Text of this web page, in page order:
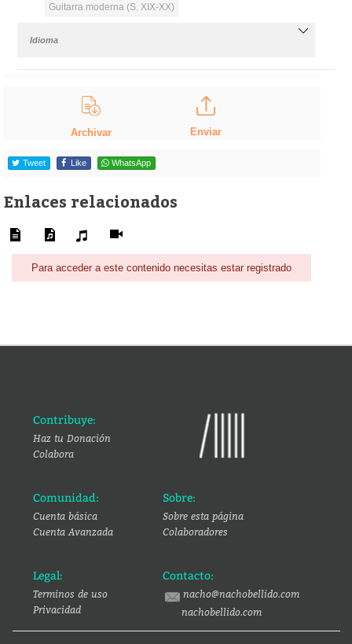
Guitarra moderna (S. XIX-XX)
Idioma
Archivar Enviar
Tweet Like WhatsApp
Enlaces relacionados
Para acceder a este contenido necesitas estar registrado
Contribuye:
Haz tu Donación
Colabora
Comunidad:
Cuenta básica
Cuenta Avanzada
Sobre:
Sobre esta página
Colaboradores
Legal:
Terminos de uso
Privacidad
Contacto:
nacho@nachobellido.com
nachobellido.com